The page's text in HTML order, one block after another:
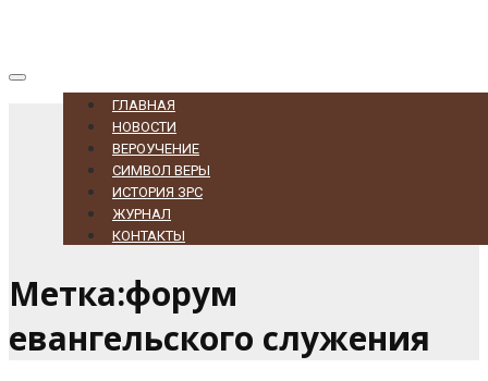
Toggle
ГЛАВНАЯ
НОВОСТИ
ВЕРОУЧЕНИЕ
СИМВОЛ ВЕРЫ
ИСТОРИЯ ЗРС
ЖУРНАЛ
КОНТАКТЫ
Метка:форум
евангельского служения